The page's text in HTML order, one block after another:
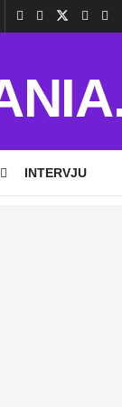
INTERVJU